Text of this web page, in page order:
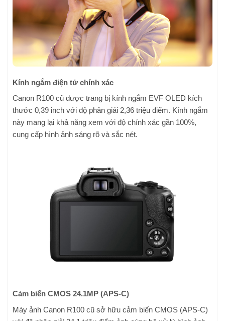
Kính ngắm điện tử chính xác
Canon R100 cũ được trang bị kính ngắm EVF OLED kích
thước 0,39 inch với độ phân giải 2,36 triệu điểm. Kính ngắm
này mang lại khả năng xem với độ chính xác gần 100%,
cung cấp hình ảnh sáng rõ và sắc nét.
Cảm biến CMOS 24.1MP (APS-C)
Máy ảnh Canon R100 cũ sở hữu cảm biến CMOS (APS-C)